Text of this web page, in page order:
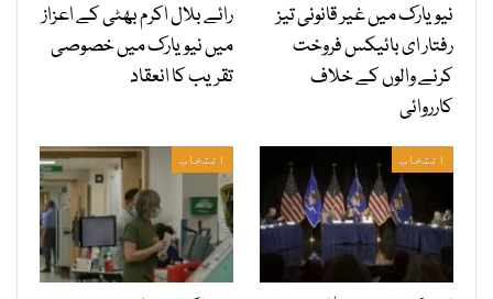
نیویارک میں غیر قانونی تیز
رفتار ای بائیکس فروخت
کرنے والوں کے خلاف
کارروائی
رائے بلال اکرم بھٹی کے اعزاز
میں نیویارک میں خصوصی
تقریب کا انعقاد
انتخاب انتخاب